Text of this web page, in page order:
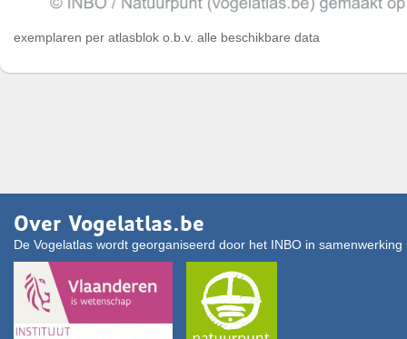
exemplaren per atlasblok o.b.v. alle beschikbare data
Over Vogelatlas.be
De Vogelatlas wordt georganiseerd door het INBO in